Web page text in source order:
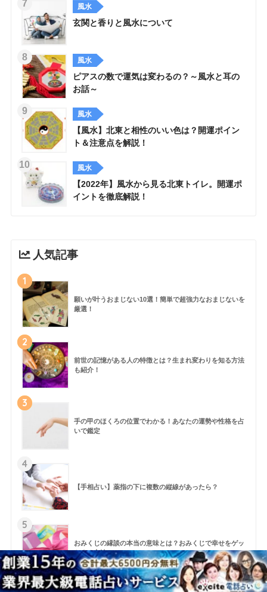
風水
玄関と香りと風水について
風水
ピアスの数で運気は変わるの？～風水と耳の
お話～
風水
【風水】北東と相性のいい色は？開運ポイン
ト＆注意点を解説！
風水
【2022年】風水から見る北東トイレ。開運ポ
イントを徹底解説！
人気記事
1
願いが叶うおまじない10選！簡単で超強力なおまじないを
厳選！
2
前世の記憶がある人の特徴とは？生まれ変わりを知る方法
も紹介！
3
手の甲のほくろの位置でわかる！あなたの運勢や性格を占
いで鑑定
4
【手相占い】薬指の下に複数の縦線があったら？
5
おみくじの縁談の本当の意味とは？おみくじで幸せをゲッ
トする方法
6